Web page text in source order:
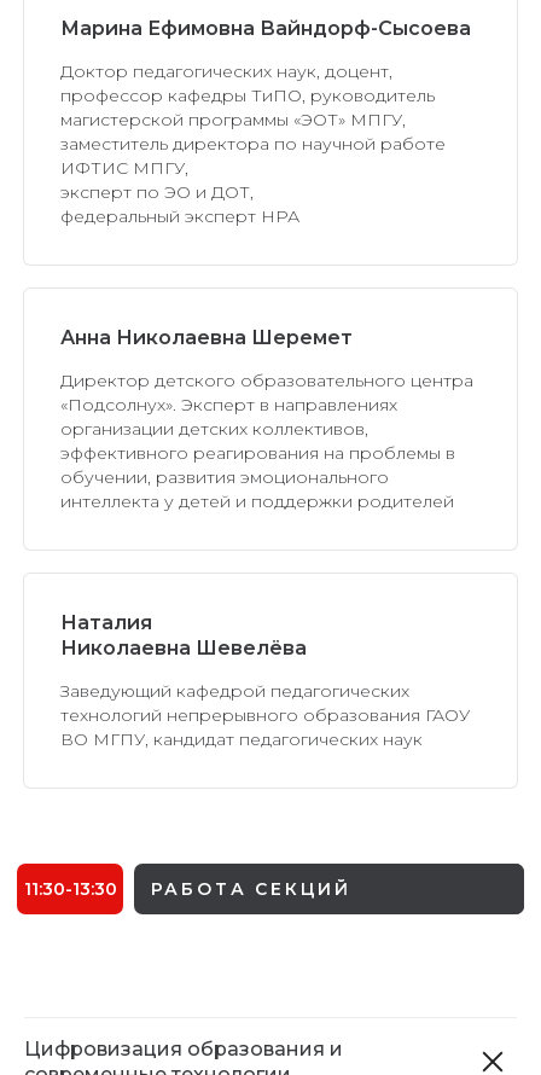
Марина Ефимовна Вайндорф-Сысоева
Доктор педагогических наук, доцент,
профессор кафедры ТиПО, руководитель
магистерской программы «ЭОТ» МПГУ,
заместитель директора по научной работе
ИФТИС МПГУ,
эксперт по ЭО и ДОТ,
федеральный эксперт НРА
Анна Николаевна Шеремет
Директор детского образовательного центра
«Подсолнух». Эксперт в направлениях
организации детских коллективов,
эффективного реагирования на проблемы в
обучении, развития эмоционального
интеллекта у детей и поддержки родителей
Наталия
Николаевна Шевелёва
Заведующий кафедрой педагогических
технологий непрерывного образования ГАОУ
ВО МГПУ, кандидат педагогических наук
Цифровизация образования и
ЗАКРЫТИЕ КОНФЕРЕНЦИИ
15:40-16:00